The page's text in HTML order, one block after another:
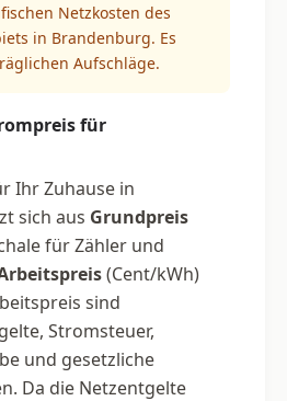
Netzkosten des
in Brandenburg. Es
Aufschläge.
für
Ihr Zuhause in
sich aus Grundpreis
für Zähler und
(Cent/kWh)
sind
Stromsteuer,
und gesetzliche
Da die Netzentgelte